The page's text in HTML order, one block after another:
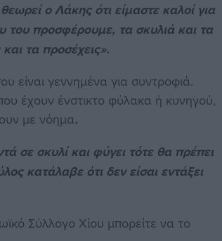
ο Λάκης ότι είμαστε καλοί για
του προσφέρουμε, τα σκυλιά και τα
τα προσέχεις».
είναι γεννημένα για συντροφιά.
έχουν ένστικτο φύλακα ή κυνηγού,
με νόημα.
σε σκυλί και φύγει τότε θα πρέπει
κατάλαβε ότι δεν είσαι εντάξει
Σύλλογο Χίου μπορείτε να το